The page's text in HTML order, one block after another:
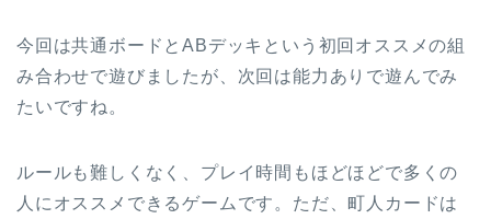
今回は共通ボードとABデッキという初回オススメの組
み合わせで遊びましたが、次回は能力ありで遊んでみ
たいですね。
ルールも難しくなく、プレイ時間もほどほどで多くの
人にオススメできるゲームです。ただ、町人カードは